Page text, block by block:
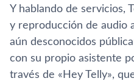
Y hablando de servicios,
y reproducción de audio
aún desconocidos
con su propio asistente
través de «Hey Telly»,